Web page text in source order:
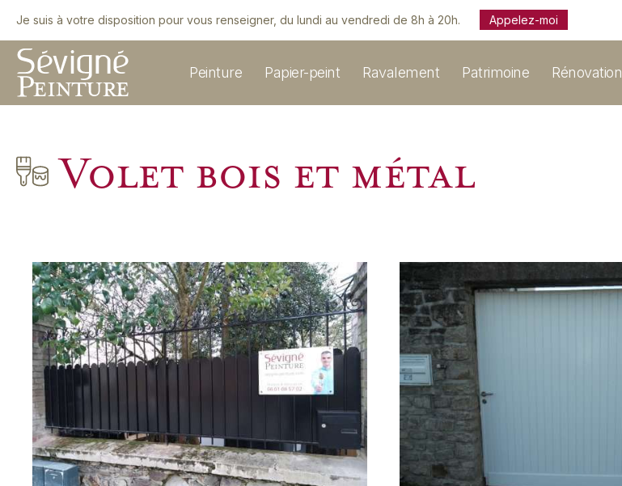
Je suis à votre disposition pour vous renseigner, du lundi au vendredi de 8h à 20h. Appelez-moi
Peinture Papier-peint Ravalement Patrimoine Rénovation
Volet bois et métal